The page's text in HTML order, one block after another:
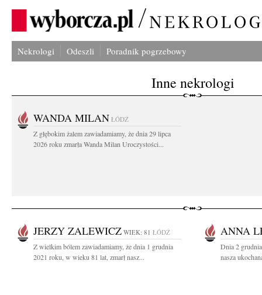
Nekrologi Odeszli Poradnik pogrzebowy
Inne nekrologi
WANDA MILAN ŁÓDŹ
Z głębokim żalem zawiadamiamy, że dnia 29 lipca
2026 roku zmarła Wanda Milan Uroczystości...
JERZY ZALEWICZ WIEK: 81 ŁÓDŹ
Z wielkim bólem zawiadamiamy, że dnia 1 grudnia
2021 roku, w wieku 81 lat, zmarł nasz...
ANNA
Dnia 2
nasza